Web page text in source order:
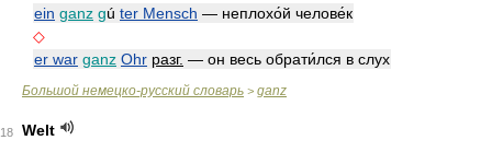
ein ganz gú ter Mensch — неплохо́й челове́к
◇
er war ganz Ohr разг. — он весь обрати́лся в слух
Большой немецко-русский словарь > ganz
18
Welt